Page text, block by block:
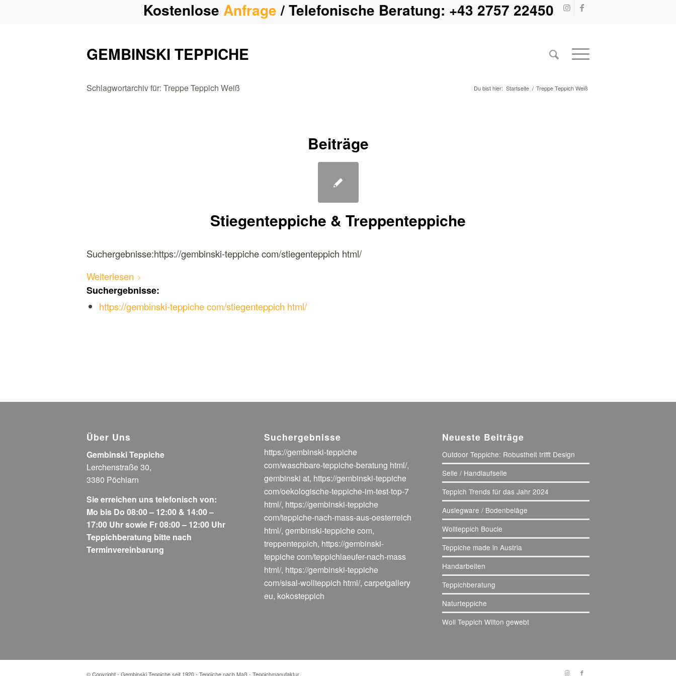
Kostenlose Anfrage/ Telefonische Beratung: +43 2757 22450
GEMBINSKI TEPPICHE
Schlagwortarchiv für: Treppe Teppich Weiß Du bist hier: Startseite / Treppe Teppich Weiß
Beiträge
Stiegenteppiche & Treppenteppiche
Suchergebnisse:https://gembinski-teppiche com/stiegenteppich html/
Weiterlesen
Suchergebnisse:
https://gembinski-teppiche com/stiegenteppich html/
Über Uns
Gembinski Teppiche
Lerchenstraße 30,
3380 Pöchlarn
Sie erreichen uns telefonisch von:
Mo bis Do 08:00 – 12:00 & 14:00 –
17:00 Uhr sowie Fr 08:00 – 12:00 Uhr
Teppichberatung bitte nach
Terminvereinbarung
Suchergebnisse
https://gembinski-teppiche
com/waschbare-teppiche-beratung html/,
gembinski at, https://gembinski-teppiche
com/oekologische-teppiche-im-test-top-7
html/, https://gembinski-teppiche
com/teppiche-nach-mass-aus-oesterreich
html/,gembinski-teppiche com,
treppenteppich, https://gembinski-
teppiche com/teppichlaeufer-nach-mass
html/, https://gembinski-teppiche
com/sisal-wollteppich html/,carpetgallery
eu, kokosteppich
Neueste Beiträge
Outdoor Teppiche: Robustheit trifft Design
Seile / Handlaufseile
Teppich Trends für das Jahr 2024
Auslegware / Bodenbeläge
Wollteppich Boucle
Teppiche made in Austria
Handarbeiten
Teppichberatung
Naturteppiche
Woll Teppich Wilton gewebt
© Copyright - Gembinski Teppiche seit 1920 - Teppiche nach Maß - Teppichmanufaktur